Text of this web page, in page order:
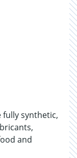
fully synthetic,
and